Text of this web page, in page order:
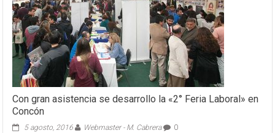
Con gran asistencia se desarrollo la «2° Feria Laboral» en
Concón
5 agosto, 2016 Webmaster - M. Cabrera 0